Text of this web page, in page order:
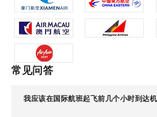
常见问答
我应该在国际航班起飞前几个小时到达